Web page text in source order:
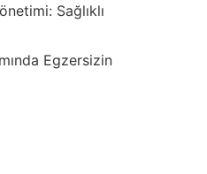
Sağlıklı
Egzersizin